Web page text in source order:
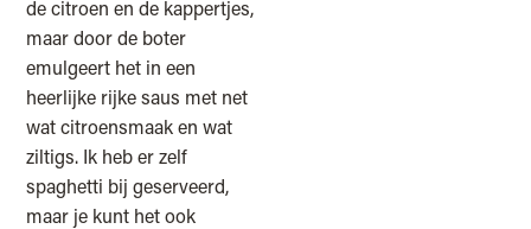
de citroen en de kappertjes,
maar door de boter
emulgeert het in een
heerlijke rijke saus met net
wat citroensmaak en wat
ziltigs. Ik heb er zelf
spaghetti bij geserveerd,
maar je kunt het ook